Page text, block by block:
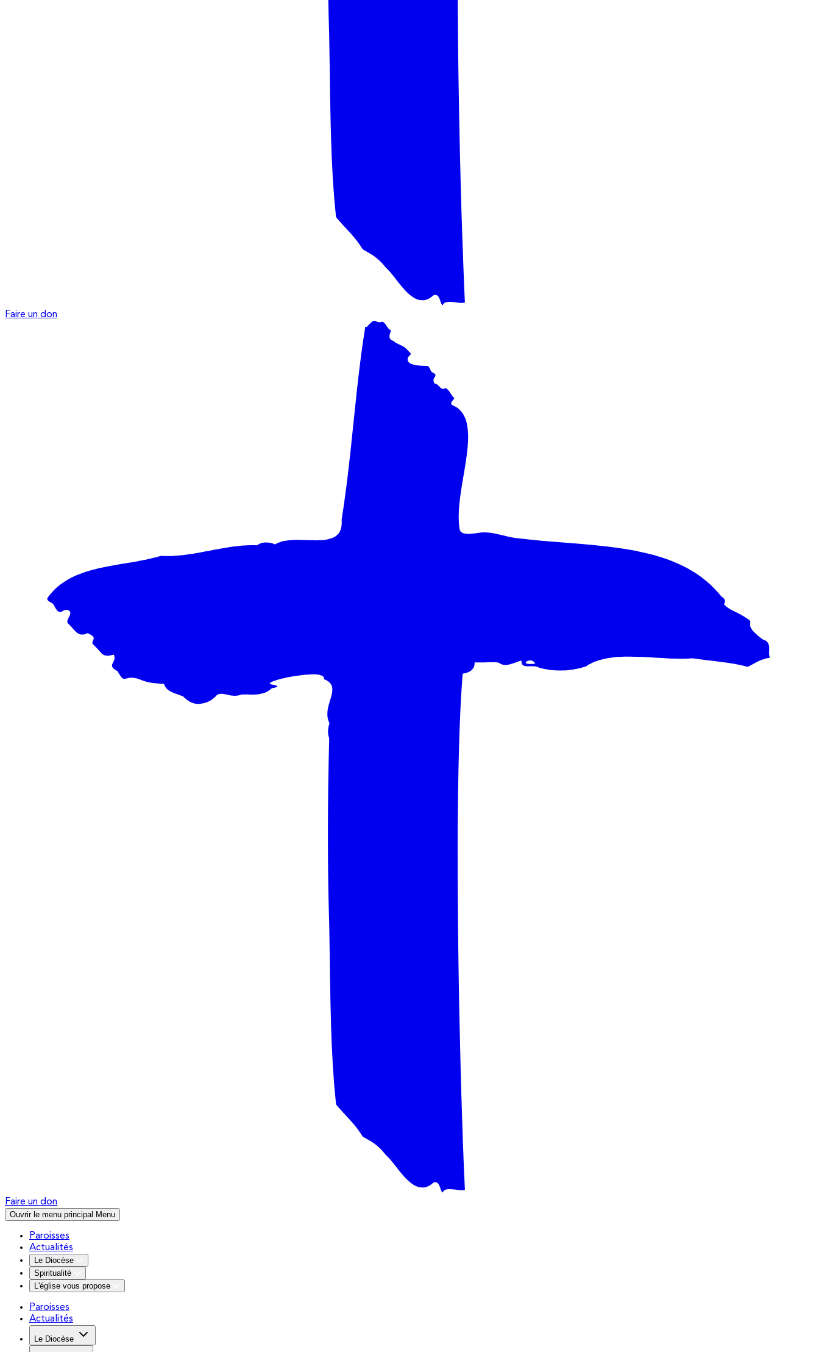
Faire un don
Faire un don
Ouvrir le menu principal Menu
Paroisses
Actualités
Le Diocèse
Spiritualité
L'église vous propose
Paroisses
Actualités
Le Diocèse